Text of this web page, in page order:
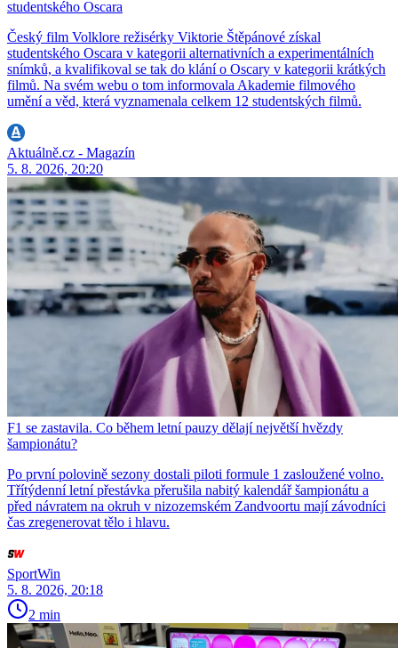
studentského Oscara
Český film Volklore režisérky Viktorie Štěpánové získal
studentského Oscara v kategorii alternativních a experimentálních
snímků, a kvalifikoval se tak do klání o Oscary v kategorii krátkých
filmů. Na svém webu o tom informovala Akademie filmového
umění a věd, která vyznamenala celkem 12 studentských filmů.
Aktuálně.cz - Magazín
5. 8. 2026, 20:20
F1 se zastavila. Co během letní pauzy dělají největší hvězdy
šampionátu?
Po první polovině sezony dostali piloti formule 1 zasloužené volno.
Třítýdenní letní přestávka přerušila nabitý kalendář šampionátu a
před návratem na okruh v nizozemském Zandvoortu mají závodníci
čas zregenerovat tělo i hlavu.
SportWin
5. 8. 2026, 20:18
2 min